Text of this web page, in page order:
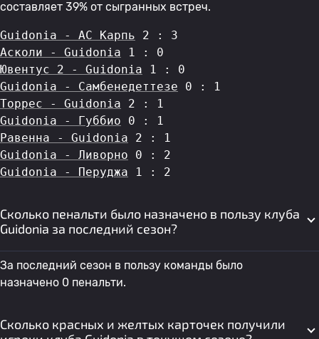
составляет 39% от сыгранных встреч.
Guidonia - АС Карпь 2 : 3
Асколи - Guidonia 1 : 0
Ювентус 2 - Guidonia 1 : 0
Guidonia - Самбенедеттезе 0 : 1
Торрес - Guidonia 2 : 1
Guidonia - Губбио 0 : 1
Равенна - Guidonia 2 : 1
Guidonia - Ливорно 0 : 2
Guidonia - Перуджа 1 : 2
Сколько пенальти было назначено в пользу клуба
Guidonia за последний сезон?
За последний сезон в пользу команды было
назначено 0 пенальти.
Сколько красных и желтых карточек получили